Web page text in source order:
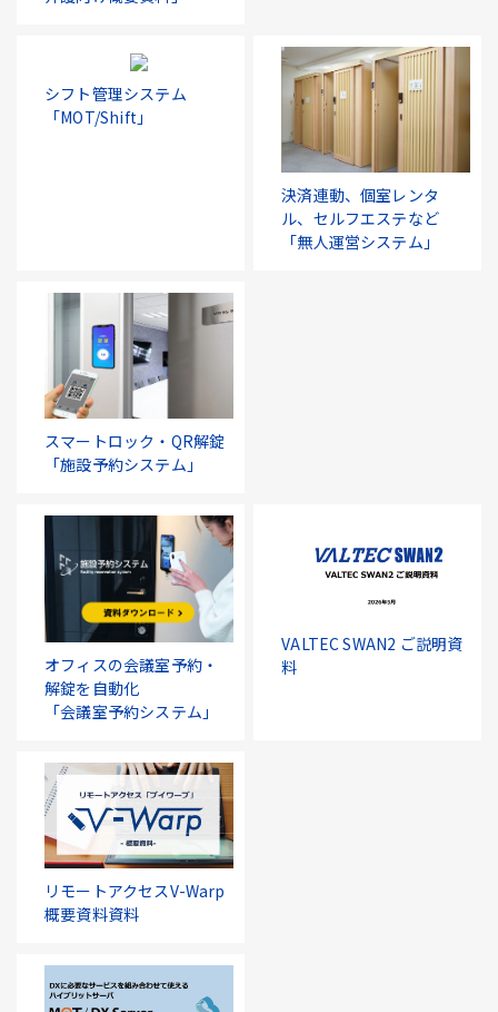
シフト管理システム
「MOT/Shift」
決済連動、個室レンタ
ル、セルフエステなど
「無人運営システム」
スマートロック・QR解錠
「施設予約システム」
オフィスの会議室予約・
解錠を自動化
「会議室予約システム」
VALTEC SWAN2 ご説明資
料
リモートアクセスV-Warp
概要資料資料